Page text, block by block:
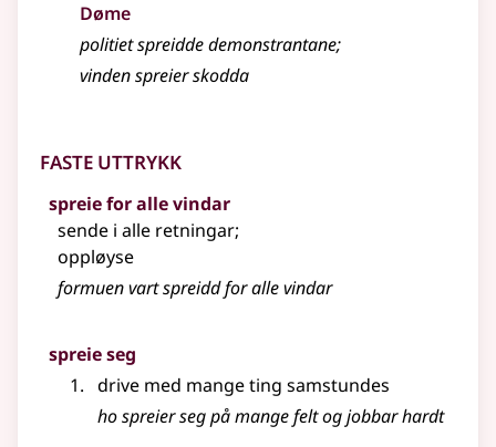
Døme
politiet spreidde demonstrantane;
vinden spreier skodda
Faste uttrykk
spreie for alle vindar
sende i alle retningar;
oppløyse
formuen vart spreidd for alle vindar
spreie seg
drive med mange ting samstundes
ho spreier seg på mange felt og jobbar hardt